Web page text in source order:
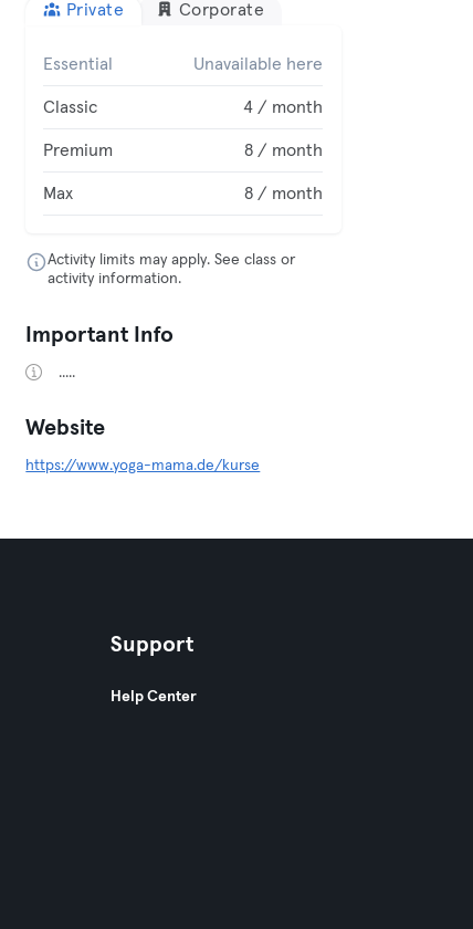
Private Corporate
Essential Unavailable here
Classic 4 / month
Premium 8 / month
Max 8 / month
Activity limits may apply. See class or
activity information.
Important Info
.....
Website
https://www.yoga-mama.de/kurse
Support
Help Center